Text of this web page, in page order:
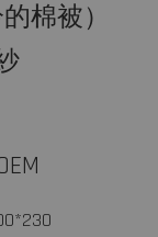
加入購物車
棉被）